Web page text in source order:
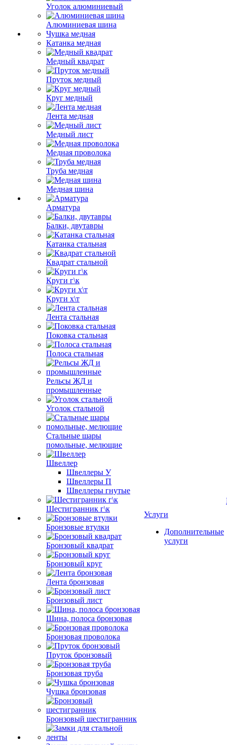
Уголок алюминиевый
Алюминиевая шина
Чушка медная
Катанка медная
Медный квадрат
Пруток медный
Круг медный
Лента медная
Медный лист
Медная проволока
Труба медная
Медная шина
Арматура
Балки, двутавры
Катанка стальная
Квадрат стальной
Круги г\к
Круги х\т
Лента стальная
Поковка стальная
Полоса стальная
Рельсы ЖД и
промышленные
Уголок стальной
Стальные шары
помольные, мелющие
Швеллер
Швеллеры У
Швеллеры П
Швеллеры гнутые
Шестигранник г\к
Бронзовые втулки
Бронзовый квадрат
Бронзовый круг
Лента бронзовая
Бронзовый лист
Шина, полоса бронзовая
Бронзовая проволока
Пруток бронзовый
Бронзовая труба
Чушка бронзовая
Бронзовый шестигранник
Услуги
Дополнительные
услуги